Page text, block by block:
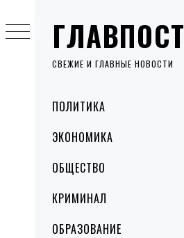
ГЛАВПОСТ
СВЕЖИЕ И ГЛАВНЫЕ НОВОСТИ
MenuПОЛИТИКА
ЭКОНОМИКА
ОБЩЕСТВО
КРИМИНАЛ
ОБРАЗОВАНИЕ
to
content